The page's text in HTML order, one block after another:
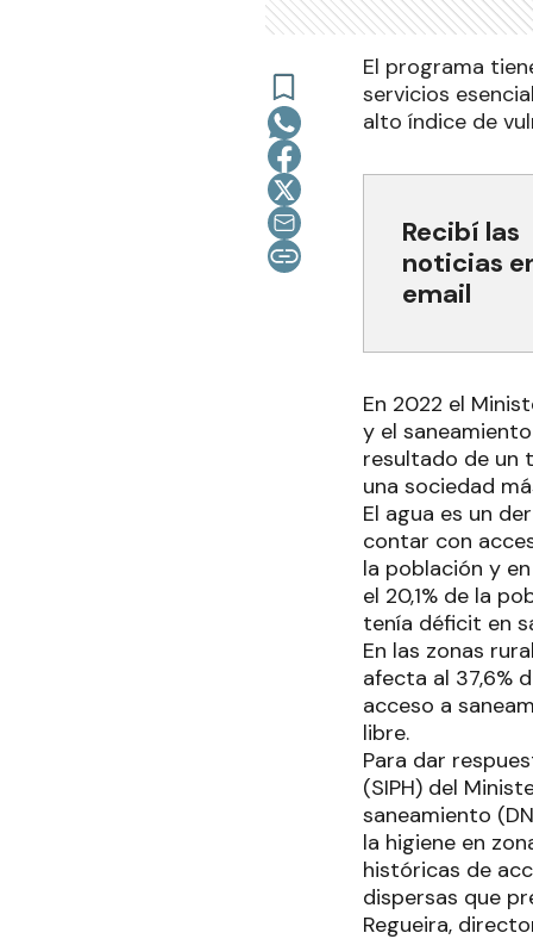
El programa
servicios
alto índice de
Recibí las
noticias
email
En 2022 el
y el
resultado de un
una sociedad
El agua es un
contar con
la población y
el 20,1% de la
tenía déficit en
En las zonas
afecta al 37,6%
acceso a
libre.
Para dar
(SIPH) del
saneamiento
la higiene en
históricas de
dispersas que
Regueira,